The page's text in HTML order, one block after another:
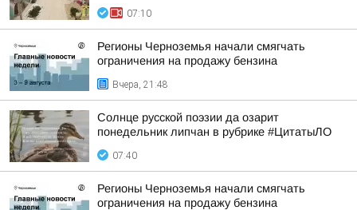
07:10
Регионы Черноземья начали смягчать
ограничения на продажу бензина
Вчера, 21:48
Солнце русской поэзии да озарит
понедельник липчан в рубрике #ЦитатыЛО
07:40
Регионы Черноземья начали смягчать
ограничения на продажу бензина